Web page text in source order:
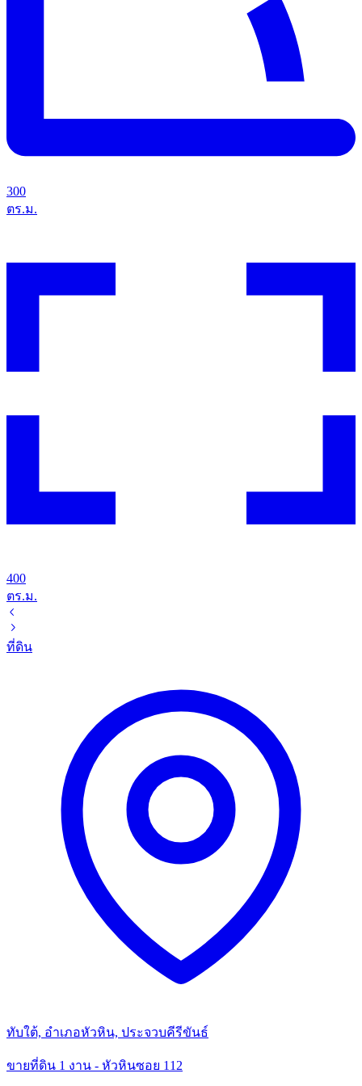
300
ตร.ม.
400
ตร.ม.
ที่ดิน
ทับใต้, อำเภอหัวหิน, ประจวบคีรีขันธ์
ขายที่ดิน 1 งาน - หัวหินซอย 112